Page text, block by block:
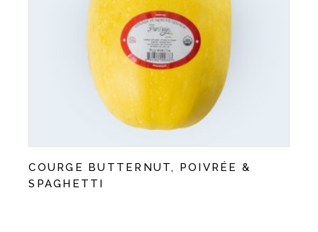
COURGE BUTTERNUT, POIVRÉE &
SPAGHETTI